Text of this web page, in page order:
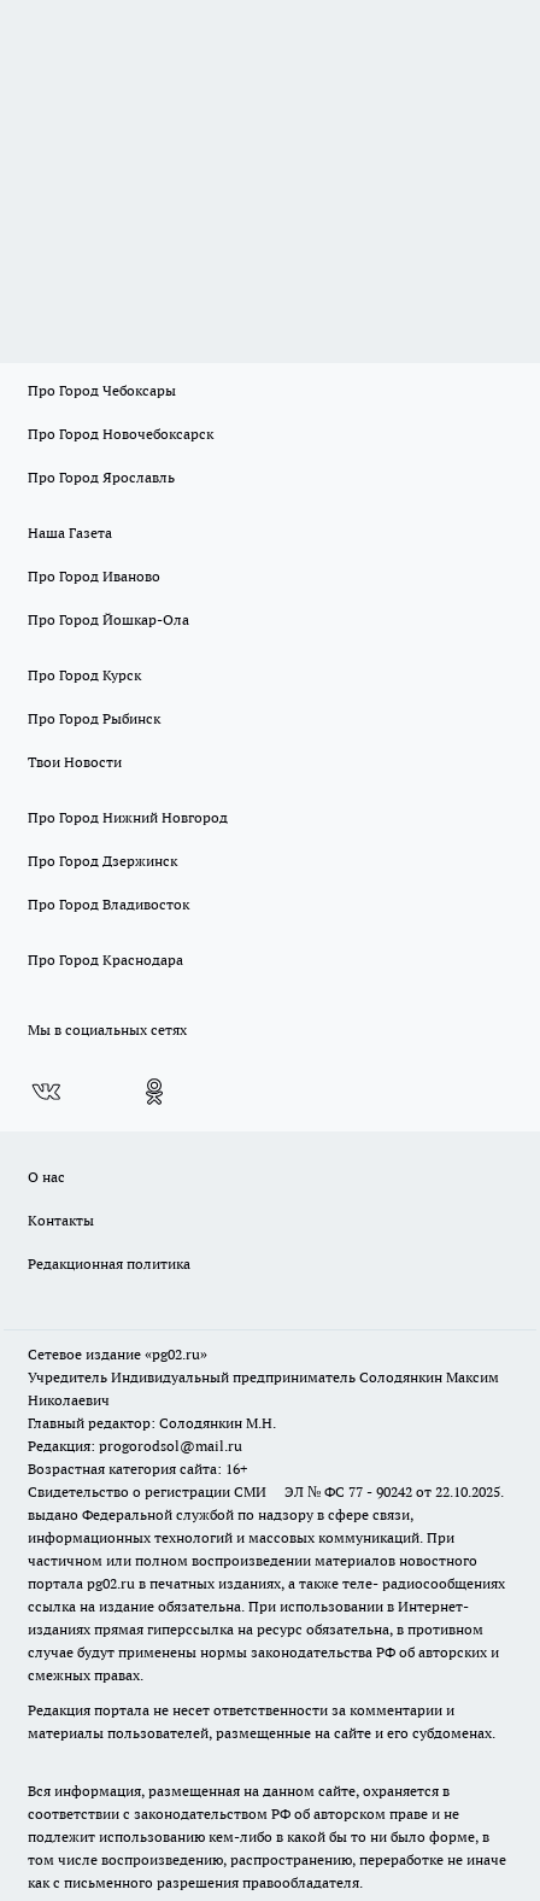
Про Город Чебоксары
Про Город Новочебоксарск
Про Город Ярославль
Наша Газета
Про Город Иваново
Про Город Йошкар-Ола
Про Город Курск
Про Город Рыбинск
Твои Новости
Про Город Нижний Новгород
Про Город Дзержинск
Про Город Владивосток
Про Город Краснодара
Мы в социальных сетях
О нас
Контакты
Редакционная политика
Сетевое издание «pg02.ru»
Учредитель Индивидуальный предприниматель Солодянкин Максим
Николаевич
Главный редактор: Солодянкин М.Н.
Редакция: progorodsol@mail.ru
Возрастная категория сайта: 16+
Свидетельство о регистрации СМИ ЭЛ № ФС 77 - 90242 от 22.10.2025.
выдано Федеральной службой по надзору в сфере связи,
информационных технологий и массовых коммуникаций. При
частичном или полном воспроизведении материалов новостного
портала pg02.ru в печатных изданиях, а также теле- радиосообщениях
ссылка на издание обязательна. При использовании в Интернет-
изданиях прямая гиперссылка на ресурс обязательна, в противном
случае будут применены нормы законодательства РФ об авторских и
смежных правах.
Редакция портала не несет ответственности за комментарии и
материалы пользователей, размещенные на сайте и его субдоменах.
Вся информация, размещенная на данном сайте, охраняется в
соответствии с законодательством РФ об авторском праве и не
подлежит использованию кем-либо в какой бы то ни было форме, в
том числе воспроизведению, распространению, переработке не иначе
как с письменного разрешения правообладателя.